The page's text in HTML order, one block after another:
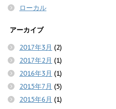
ローカル
アーカイブ
2017年3月 (2)
2017年2月 (1)
2016年3月 (1)
2015年7月 (5)
2015年6月 (1)